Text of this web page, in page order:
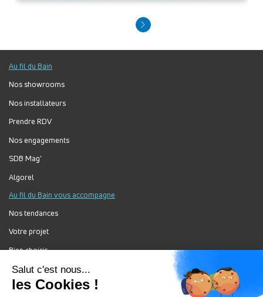
Au fil du Bain
Nos showrooms
Nos installateurs
Prendre RDV
Nos engagements
SDB Mag'
Algorel
Au fil du Bain vous accompagne
Nos tendances
Votre projet
Bien choisir
Forum Au Fil du Bain